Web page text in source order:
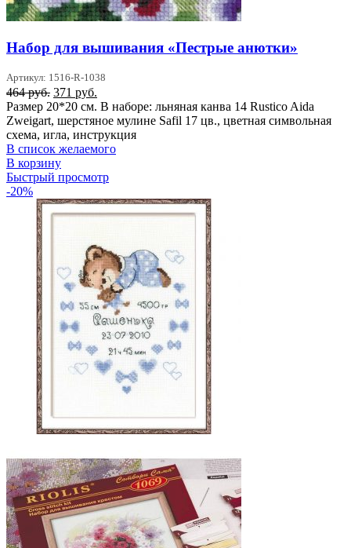
Набор для вышивания «Пестрые анютки»
Артикул: 1516-R-1038
464руб. Первоначальная
цена
составляла
464 руб..
371 руб.
цена:
371 руб..
Размер 20*20 см. В наборе: льняная канва 14 Rustico Aida
Zweigart, шерстяное мулине Safil 17 цв., цветная символьная
схема, игла, инструкция
В список желаемого
В корзину
Быстрый просмотр
-20%